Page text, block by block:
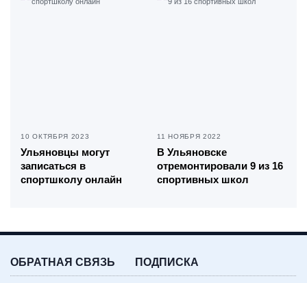
10 ОКТЯБРЯ 2023
Ульяновцы могут
записаться в
спортшколу онлайн
11 НОЯБРЯ 2022
В Ульяновске
отремонтировали 9 из 16
спортивных школ
ОБРАТНАЯ СВЯЗЬ ПОДПИСКА